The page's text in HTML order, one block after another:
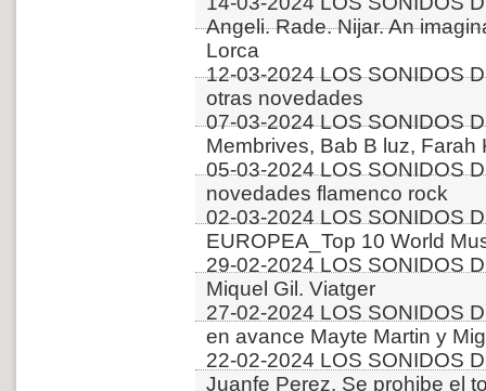
Angeli. Rade. Nijar. An
Lorca
12-03-2024 LOS SONIDOS
otras novedades
07-03-2024 LOS SONIDOS
Membrives, Bab B luz, Farah
05-03-2024 LOS SONIDOS
novedades flamenco rock
02-03-2024 LOS SONIDOS
EUROPEA_Top 10 World
29-02-2024 LOS SONIDOS
Miquel Gil. Viatger
27-02-2024 LOS SONIDOS
en avance Mayte Martin y
22-02-2024 LOS SONIDOS
Juanfe Perez. Se prohibe el